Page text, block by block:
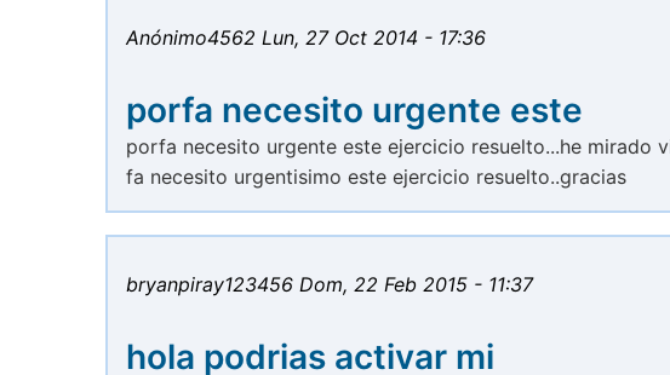
Anónimo4562 Lun, 27 Oct 2014 - 17:36
porfa necesito urgente este
porfa necesito urgente este ejercicio resuelto...he mirado
fa necesito urgentisimo este ejercicio resuelto..gracias
bryanpiray123456 Dom, 22 Feb 2015 - 11:37
hola podrias activar mi